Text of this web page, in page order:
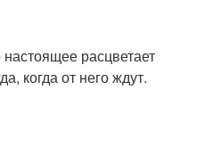
расцветает
когда от него ждут.